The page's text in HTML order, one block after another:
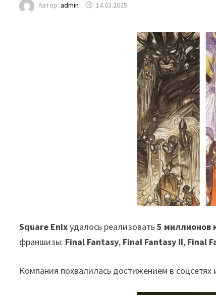
Автор:admin 14.03.2025
Square Enixудалось реализовать5 миллионов
франшизы: Final Fantasy, Final Fantasy II, Final
Компания похвалилась достижением в